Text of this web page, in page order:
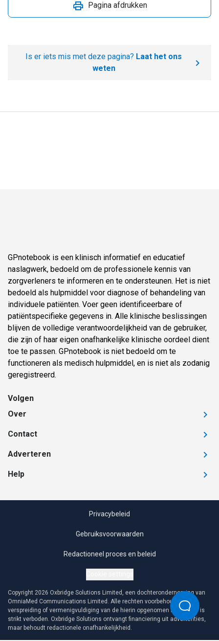
Pagina afdrukken
Is er iets mis met deze pagina? Laat het ons
weten
GPnotebook is een klinisch informatief en educatief
naslagwerk, bedoeld om de professionele kennis van
zorgverleners te informeren en te ondersteunen. Het is niet
bedoeld als hulpmiddel voor diagnose of behandeling van
individuele patiënten. Voer geen identificeerbare of
patiëntspecifieke gegevens in. Alle klinische beslissingen
blijven de volledige verantwoordelijkheid van de gebruiker,
die zijn of haar eigen onafhankelijke klinische oordeel dient
toe te passen. GPnotebook is niet bedoeld om te
functioneren als medisch hulpmiddel, en is niet als zodanig
geregistreerd.
Volgen
Over
Contact
Adverteren
Help
Privacybeleid
Gebruiksvoorwaarden
Redactioneel proces en beleid
Copyright 2026 Oxbridge Solutions Limited, een dochteronderneming van
OmniaMed Communications Limited. Alle rechten voorbehouden. Elke
verspreiding of vermenigvuldiging van de hierin opgenomen informatie is
strikt verboden. Oxbridge Solutions ontvangt financiering uit advertenties,
maar behoudt redactionele onafhankelijkheid.